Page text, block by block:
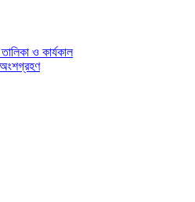
ও কার্যকাল
অংশগ্রহণ